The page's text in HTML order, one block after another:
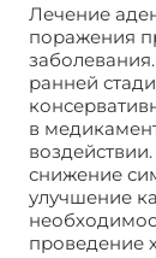
Лечение
поражения
ранней
в
снижение
улучшение
проведение